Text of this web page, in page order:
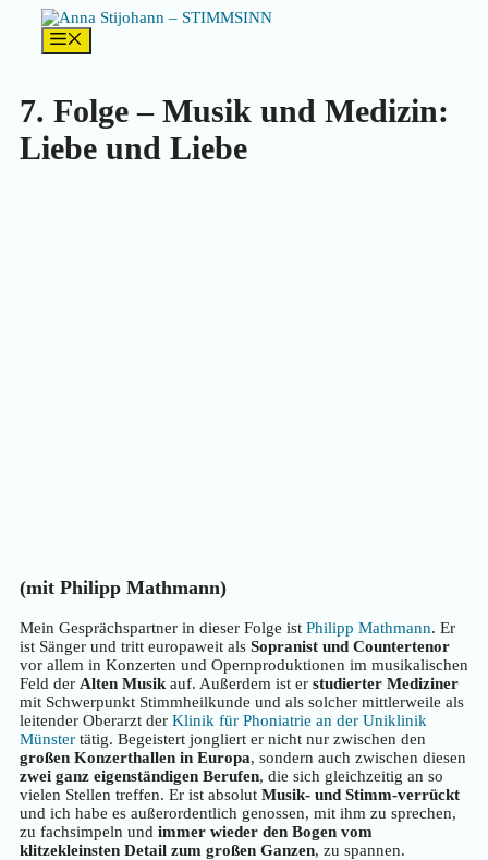
Inhalt
springen
7. Folge – Musik und Medizin:
Liebe und Liebe
(mit Philipp Mathmann)
Mein Gesprächspartner in dieser Folge ist Philipp Mathmann. Er
ist Sänger und tritt europaweit als Sopranist und Countertenor
vor allem in Konzerten und Opernproduktionen im musikalischen
Feld der Alten Musik auf. Außerdem ist er studierter Mediziner
mit Schwerpunkt Stimmheilkunde und als solcher mittlerweile als
leitender Oberarzt der Klinik für Phoniatrie an der Uniklinik
Münster tätig. Begeistert jongliert er nicht nur zwischen den
großen Konzerthallen in Europa, sondern auch zwischen diesen
zwei ganz eigenständigen Berufen, die sich gleichzeitig an so
vielen Stellen treffen. Er ist absolut Musik- und Stimm-verrückt
und ich habe es außerordentlich genossen, mit ihm zu sprechen,
zu fachsimpeln und immer wieder den Bogen vom
klitzekleinsten Detail zum großen Ganzen, zu spannen.